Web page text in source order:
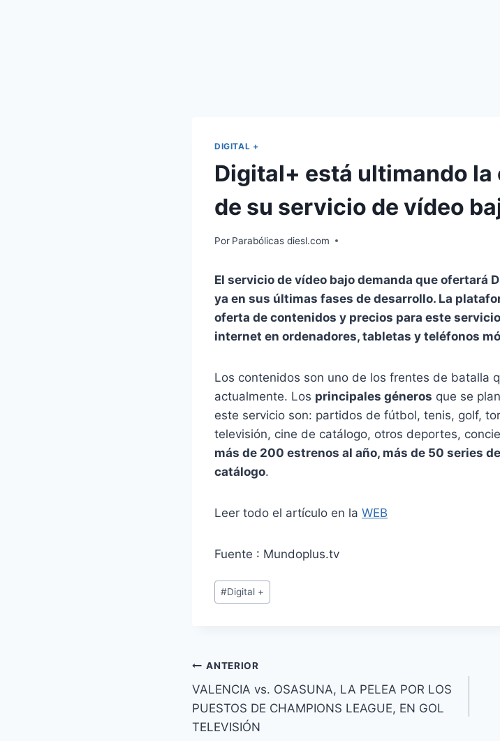
DIGITAL +
Digital+ está ultimando
de su servicio de vídeo
Por Parabólicas diesl.com
El servicio de vídeo bajo demanda que ofertará
ya en sus últimas fases de desarrollo. La
oferta de contenidos y precios para este
internet en ordenadores, tabletas y teléfonos
Los contenidos son uno de los frentes de batalla
actualmente. Los principales géneros que se
este servicio son: partidos de fútbol, tenis, golf,
televisión, cine de catálogo, otros deportes,
más de 200 estrenos al año, más de 50 series
catálogo.
Leer todo el artículo en la WEB
Fuente : Mundoplus.tv
Etiquetas
de
#Digital +
Navegación
de
entradas
ANTERIOR
VALENCIA vs. OSASUNA, LA PELEA POR LOS
PUESTOS DE CHAMPIONS LEAGUE, EN GOL
TELEVISIÓN